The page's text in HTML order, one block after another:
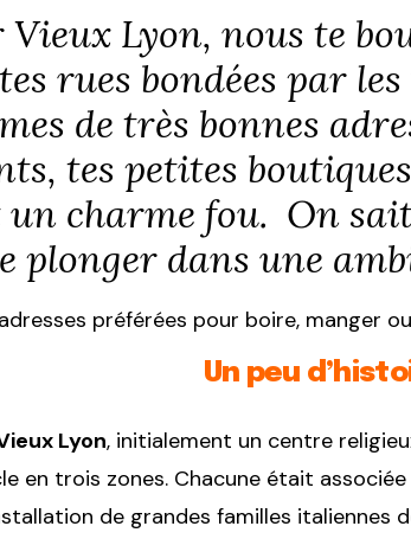
Lyon, nous te
rues bondées par
de très bonnes
tes petites
un charme fou. On
plonger dans une
préférées pour boire, manger
Un peu
Lyon, initialement un centre
en trois zones. Chacune était
de grandes familles